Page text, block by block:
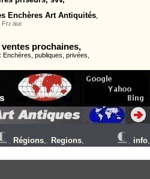
Enchères Art Antiquités,
prochaines,
publiques, privées,
, Régions,, Regions, , info,